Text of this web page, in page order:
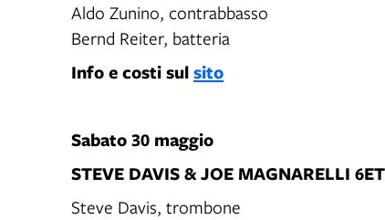
Aldo Zunino, contrabbasso
Bernd Reiter, batteria
Info e costi sulsito
Sabato 30 maggio
STEVE DAVIS & JOE MAGNARELLI
Steve Davis, trombone